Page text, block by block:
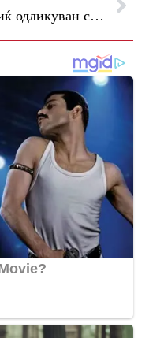
Вучиќ одликуван со орден во Кина: „Ова е една од најважните посети во мојата кариера“